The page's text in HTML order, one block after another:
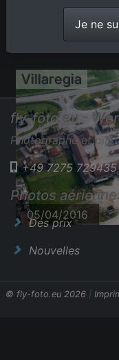
Villaregia
05/04/2016
fly-foto.eu -
Photographe et
+49 7275
Photos
Des prix
Nouvelles
© fly-foto.eu 2026 |
Je ne